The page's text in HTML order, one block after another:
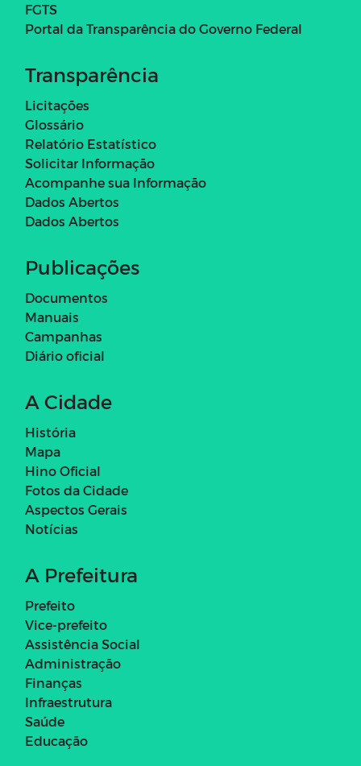
FGTS
Portal da Transparência do Governo Federal
Transparência
Licitações
Glossário
Relatório Estatístico
Solicitar Informação
Acompanhe sua Informação
Dados Abertos
Dados Abertos
Publicações
Documentos
Manuais
Campanhas
Diário oficial
A Cidade
História
Mapa
Hino Oficial
Fotos da Cidade
Aspectos Gerais
Notícias
A Prefeitura
Prefeito
Vice-prefeito
Assistência Social
Administração
Finanças
Infraestrutura
Saúde
Educação